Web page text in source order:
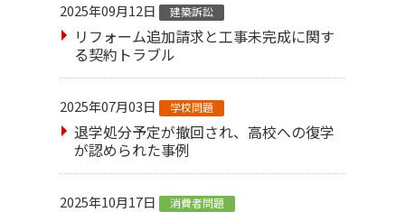
2025年09月12日 建築訴訟
リフォーム追加請求と工事未完成に関す
る契約トラブル
2025年07月03日 学校問題
退学処分予定が撤回され、高校への復学
が認められた事例
2025年10月17日 消費者問題